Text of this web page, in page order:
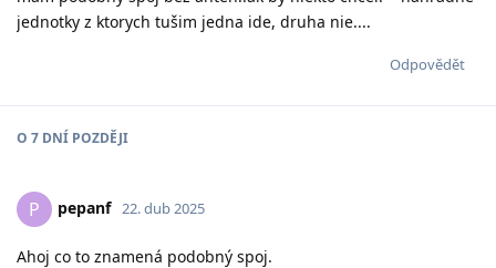
jednotky z ktorych tušim jedna ide, druha nie....
Odpovědět
O 7 DNÍ POZDĚJI
P pepanf 22. dub 2025
Ahoj co to znamená podobný spoj.